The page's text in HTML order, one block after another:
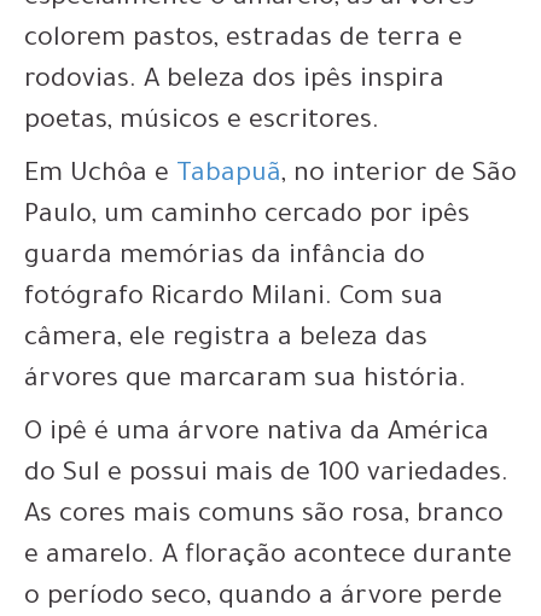
colorem pastos, estradas de terra e
rodovias. A beleza dos ipês inspira
poetas, músicos e escritores.
Em Uchôa e Tabapuã, no interior de São
Paulo, um caminho cercado por ipês
guarda memórias da infância do
fotógrafo Ricardo Milani. Com sua
câmera, ele registra a beleza das
árvores que marcaram sua história.
O ipê é uma árvore nativa da América
do Sul e possui mais de 100 variedades.
As cores mais comuns são rosa, branco
e amarelo. A floração acontece durante
o período seco, quando a árvore perde